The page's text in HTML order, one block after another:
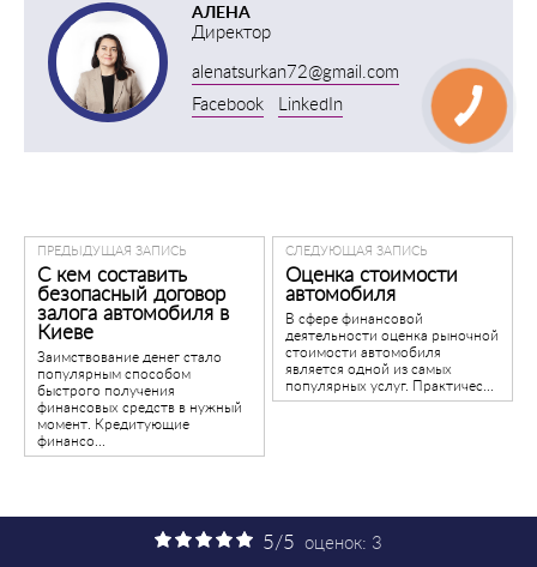
АЛЕНА
Директор
alenatsurkan72@gmail.com
Facebook
LinkedIn
ПРЕДЫДУЩАЯ ЗАПИСЬ
С кем составить
безопасный договор
залога автомобиля в
Киеве
Заимствование денег стало
популярным способом
быстрого получения
финансовых средств в нужный
момент. Кредитующие
финансо...
СЛЕДУЮЩАЯ ЗАПИСЬ
Оценка стоимости
автомобиля
В сфере финансовой
деятельности оценка рыночной
стоимости автомобиля
является одной из самых
популярных услуг. Практичес...
5/5 оценок: 3